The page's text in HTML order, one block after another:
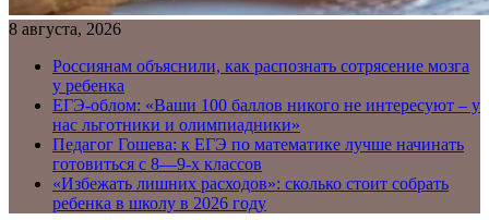
8 августа, 2026
Россиянам объяснили, как распознать сотрясение мозга
у ребенка
ЕГЭ-облом: «Ваши 100 баллов никого не интересуют – у
нас льготники и олимпиадники»
Педагог Гошева: к ЕГЭ по математике лучше начинать
готовиться с 8—9-х классов
«Избежать лишних расходов»: сколько стоит собрать
ребенка в школу в 2026 году